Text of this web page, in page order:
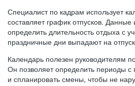
Специалист по кадрам использует
составляет график отпусков.
определить длительность отдыха с
праздничные дни выпадают на
Календарь полезен руководителям
Он позволяет определить периоды с
и спланировать смены, чтобы не